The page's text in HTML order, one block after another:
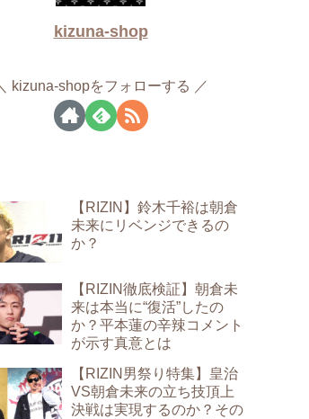
kizuna-shop
kizuna-shopをフォローする
【RIZIN】鈴木千裕は朝倉
未来にリベンジできるの
か？
【RIZIN徹底検証】朝倉未
来は本当に“復活”したの
か？平本蓮の辛辣コメント
が示す真意とは
【RIZIN男祭り特集】皇治
VS朝倉未来の立ち技頂上
決戦は実現するのか？その